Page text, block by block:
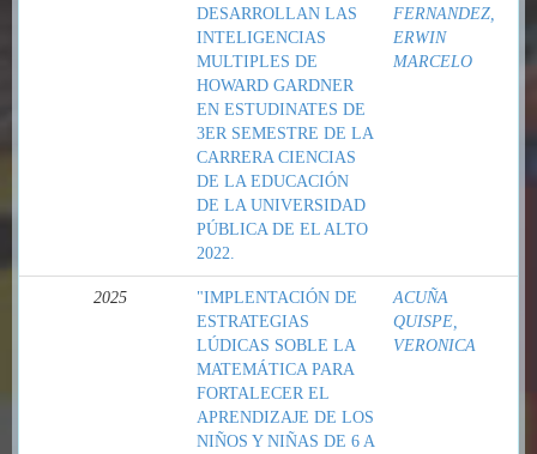
DESARROLLAN LAS
INTELIGENCIAS
MULTIPLES DE
HOWARD GARDNER
EN ESTUDINATES DE
3ER SEMESTRE DE LA
CARRERA CIENCIAS
DE LA EDUCACIÓN
DE LA UNIVERSIDAD
PÚBLICA DE EL ALTO
2022.
FERNANDEZ,
ERWIN
MARCELO
2025
"IMPLENTACIÓN DE
ESTRATEGIAS
LÚDICAS SOBLE LA
MATEMÁTICA PARA
FORTALECER EL
APRENDIZAJE DE LOS
NIÑOS Y NIÑAS DE 6 A
ACUÑA
QUISPE,
VERONICA